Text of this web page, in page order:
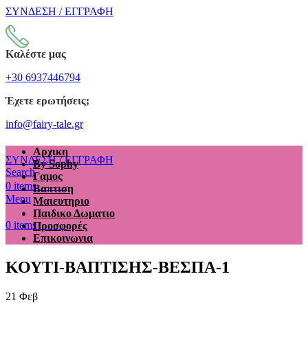
ΣΥΝΔΕΣΗ / ΕΓΓΡΑΦΗ
Καλέστε μας
+30 6937446794
Έχετε ερωτήσεις;
info@fairy-tale.gr
ΣΥΝΔΕΣΗ / ΕΓΓΡΑΦΗ
Search
0 items €0.00
Menu
0 items €0.00
Αρχικη
By Sophy
Γαμος
Βαπτιση
Μαιευτηριο
Παιδικο Δωματιο
Προσφορές
Επικοινωνια
ΚΟΥΤΙ-ΒΑΠΤΙΣΗΣ-ΒΕΣΠΑ-1
21 Φεβ